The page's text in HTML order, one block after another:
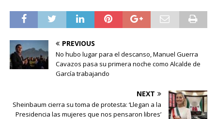
PREVIOUS
No hubo lugar para el descanso, Manuel Guerra
Cavazos pasa su primera noche como Alcalde de
García trabajando
NEXT
Sheinbaum cierra su toma de protesta: ‘Llegan a la
Presidencia las mujeres que nos pensaron libres’